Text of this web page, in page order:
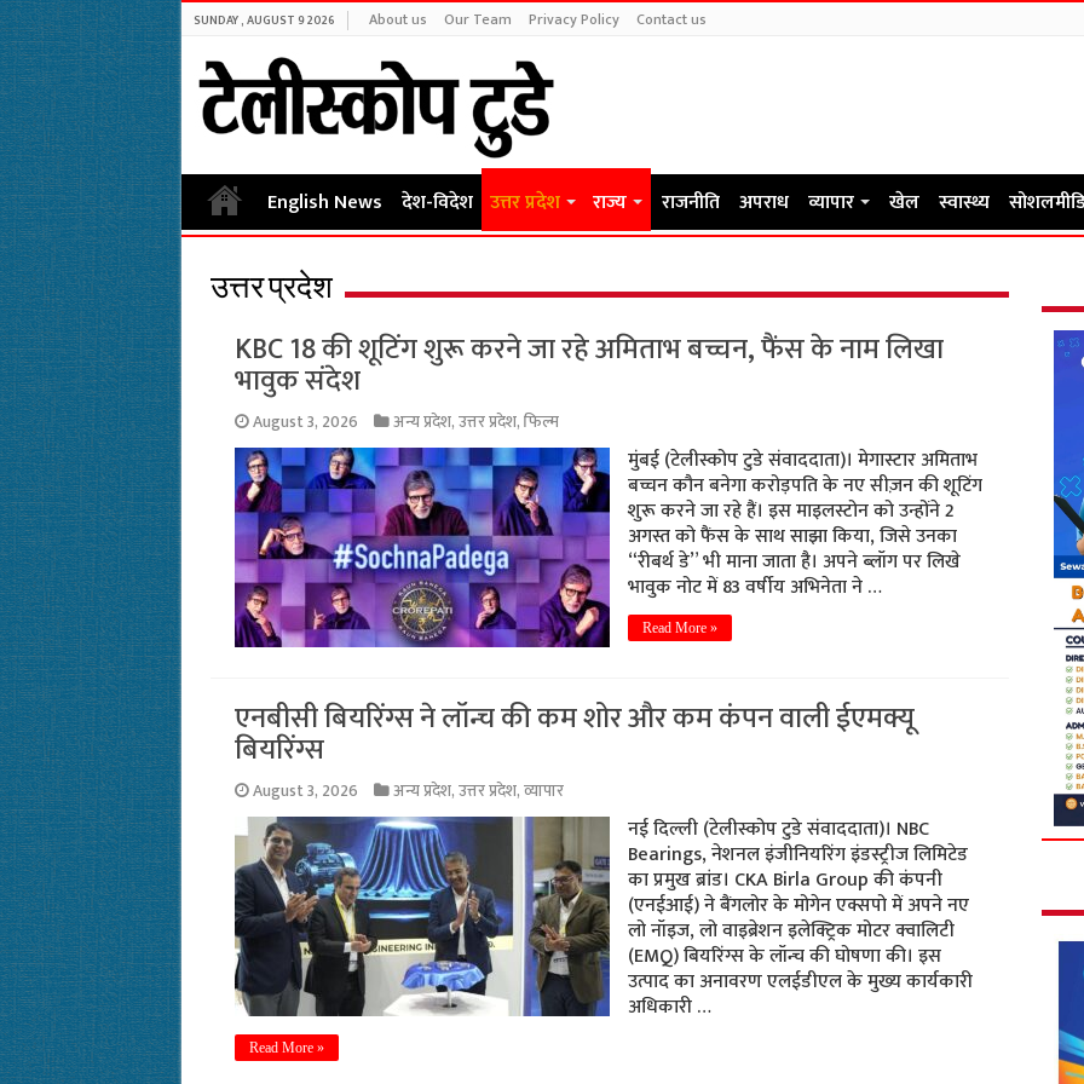
SUNDAY , AUGUST 9 2026 About us Our Team Privacy Policy Contact us
English News देश-विदेश उत्तर प्रदेश राज्य राजनीति अपराध व्यापार खेल स्वास्थ्य
उत्तर प्रदेश
KBC 18 की शूटिंग शुरू करने जा रहे अमिताभ बच्चन, फैंस के नाम लिखा
भावुक संदेश
August 3, 2026 अन्य प्रदेश,उत्तर प्रदेश,फिल्म
मुंबई (टेलीस्कोप टुडे संवाददाता)। मेगास्टार अमिताभ
बच्चन कौन बनेगा करोड़पति के नए सीज़न की शूटिंग
शुरू करने जा रहे हैं। इस माइलस्टोन को उन्होंने 2
अगस्त को फैंस के साथ साझा किया, जिसे उनका
“रीबर्थ डे” भी माना जाता है। अपने ब्लॉग पर लिखे
भावुक नोट में 83 वर्षीय अभिनेता ने …
Read More »
एनबीसी बियरिंग्स ने लॉन्च की कम शोर और कम कंपन वाली ईएमक्यू
बियरिंग्स
August 3, 2026 अन्य प्रदेश,उत्तर प्रदेश,व्यापार
नई दिल्ली (टेलीस्कोप टुडे संवाददाता)। NBC
Bearings, नेशनल इंजीनियरिंग इंडस्ट्रीज लिमिटेड
का प्रमुख ब्रांड। CKA Birla Group की कंपनी
(एनईआई) ने बैंगलोर के मोगेन एक्सपो में अपने नए
लो नॉइज, लो वाइब्रेशन इलेक्ट्रिक मोटर क्वालिटी
(EMQ) बियरिंग्स के लॉन्च की घोषणा की। इस
उत्पाद का अनावरण एलईडीएल के मुख्य कार्यकारी
अधिकारी …
Read More »